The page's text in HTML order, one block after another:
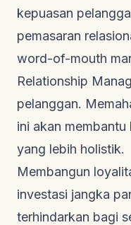
kepuasan
pemasaran
word-of-mouth
Relationship
pelanggan.
ini akan
yang lebih holistik.
Membangun
investasi jangka
terhindarkan bagi